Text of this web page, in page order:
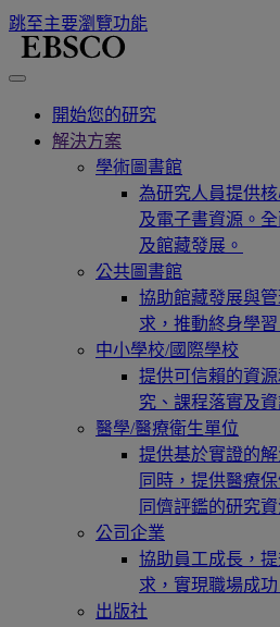
跳至主要瀏覽功能
開始您的研究
解決方案
學術圖書館
為研究人員提供
及電子書資源。
及館藏發展。
公共圖書館
協助館藏發展與
求，推動終身學
中小學校/國際學校
提供可信賴的資
究、課程落實及
醫學/醫療衛生單位
提供基於實證的
同時，提供醫療
同儕評鑑的研究資
公司企業
協助員工成長，
求，實現職場成功
出版社